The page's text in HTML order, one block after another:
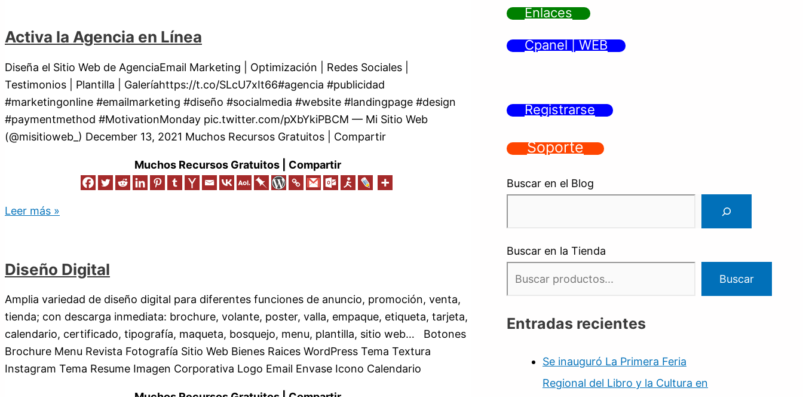
Activa la Agencia en Línea
Diseña el Sitio Web de AgenciaEmail Marketing | Optimización | Redes Sociales |
Testimonios | Plantilla | Galeríahttps://t.co/SLcU7xIt66#agencia #publicidad
#marketingonline #emailmarketing #diseño #socialmedia #website #landingpage #design
#paymentmethod #MotivationMonday pic.twitter.com/pXbYkiPBCM — Mi Sitio Web
(@misitioweb_) December 13, 2021 Muchos Recursos Gratuitos | Compartir
Muchos Recursos Gratuitos | Compartir
Leer más »
Diseño Digital
Amplia variedad de diseño digital para diferentes funciones de anuncio, promoción, venta,
tienda; con descarga inmediata: brochure, volante, poster, valla, empaque, etiqueta, tarjeta,
calendario, certificado, tipografía, maqueta, bosquejo, menu, plantilla, sitio web… Botones
Brochure Menu Revista Fotografía Sitio Web Bienes Raices WordPress Tema Textura
Instagram Tema Resume Imagen Corporativa Logo Email Envase Icono Calendario
Enlaces
Cpanel | WEB
Registrarse
Soporte
Buscar en el Blog
Buscar en la Tienda
Buscar
Entradas recientes
Se inauguró La Primera Feria
Regional del Libro y la Cultura en